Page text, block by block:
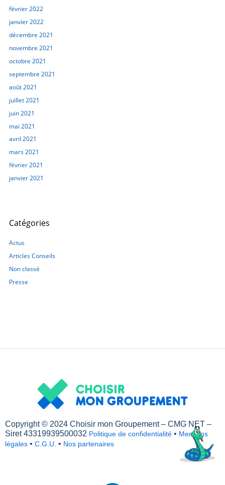
février 2022
janvier 2022
décembre 2021
novembre 2021
octobre 2021
septembre 2021
août 2021
juillet 2021
juin 2021
mai 2021
avril 2021
mars 2021
février 2021
janvier 2021
Catégories
Actus
Articles Conseils
Non classé
Presse
Copyright © 2024 Choisir mon Groupement – CMG NET –
Siret 43319939500032 Politique de confidentialité • Mentions
légales • C.G.U. • Nos partenaires